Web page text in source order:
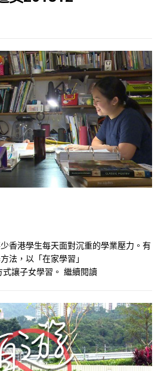
香港學生每天面對沉重的學業壓力。有
法，以「在家學習」
讓子女學習。 繼續閱讀